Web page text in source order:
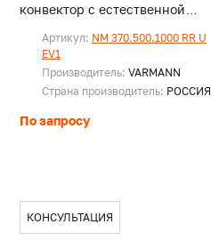
конвектор с естественной
Артикул: NM 370.500.1000 RR U
EV1
Производитель: VARMANN
Страна производитель: РОССИЯ
По запросу
КОНСУЛЬТАЦИЯ